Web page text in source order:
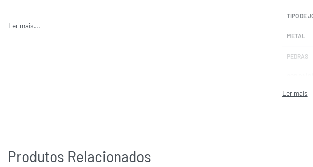
TIPO DE
METAL
PEDRAS
MARCAS
Produtos Relacionados